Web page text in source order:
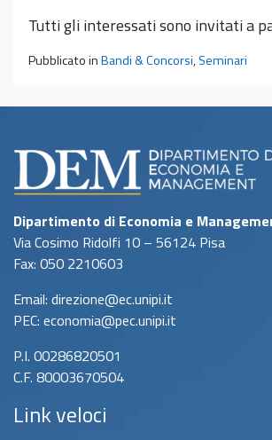
Tutti gli interessati sono invitati a
Pubblicato inBandi & Concorsi,Seminari
Dipartimento di Economia e
Via Cosimo Ridolfi 10 – 56124 Pisa
Fax: 050 2210603
Email: direzione@ec.unipi.it
PEC: economia@pec.unipi.it
P.I. 00286820501
C.F. 80003670504
Link veloci